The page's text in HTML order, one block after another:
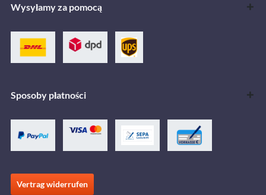
Wysyłamy za pomocą
Sposoby płatności
Vertrag widerrufen